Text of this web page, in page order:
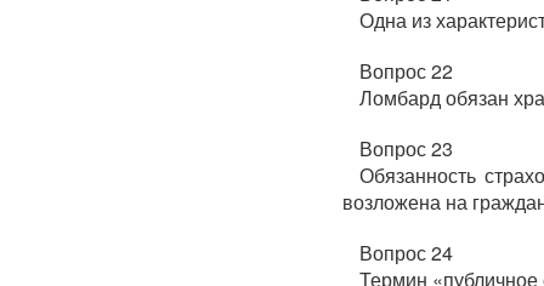
Одна из
Вопрос 22
Ломбард обязан
Вопрос 23
Обязанность
возложена на
Вопрос 24
Термин